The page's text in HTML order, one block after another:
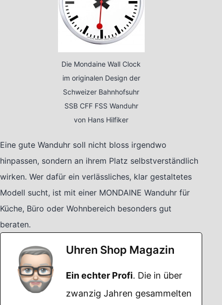
Die Mondaine Wall Clock
im originalen Design der
Schweizer Bahnhofsuhr
SSB CFF FSS Wanduhr
von Hans Hilfiker
Eine gute Wanduhr soll nicht bloss irgendwo
hinpassen, sondern an ihrem Platz selbstverständlich
wirken. Wer dafür ein verlässliches, klar gestaltetes
Modell sucht, ist mit einer MONDAINE Wanduhr für
Küche, Büro oder Wohnbereich besonders gut
beraten.
Uhren Shop Magazin
Ein echter Profi. Die in über
zwanzig Jahren gesammelten